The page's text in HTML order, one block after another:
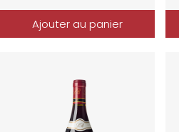
Ajouter au panier